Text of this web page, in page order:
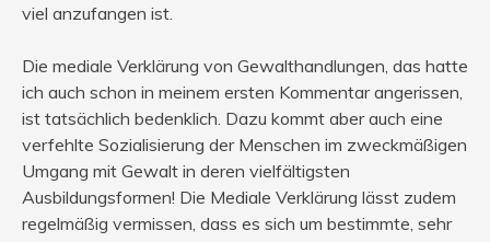
viel anzufangen ist.
Die mediale Verklärung von Gewalthandlungen, das hatte
ich auch schon in meinem ersten Kommentar angerissen,
ist tatsächlich bedenklich. Dazu kommt aber auch eine
verfehlte Sozialisierung der Menschen im zweckmäßigen
Umgang mit Gewalt in deren vielfältigsten
Ausbildungsformen! Die Mediale Verklärung lässt zudem
regelmäßig vermissen, dass es sich um bestimmte, sehr